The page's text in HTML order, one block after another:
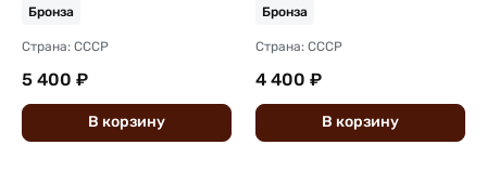
Бронза
Страна: СССР
5 400 ₽
В корзину
Бронза
Страна: СССР
4 400 ₽
В корзину